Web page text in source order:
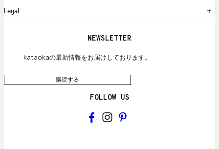
Legal
アクセシビリティ方針
NEWSLETTER
kataokaの最新情報をお届けしております。
購読する
FOLLOW US